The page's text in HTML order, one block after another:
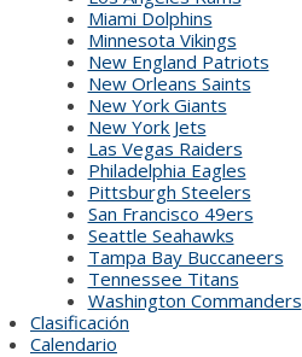
Miami Dolphins
Minnesota Vikings
New England Patriots
New Orleans Saints
New York Giants
New York Jets
Las Vegas Raiders
Philadelphia Eagles
Pittsburgh Steelers
San Francisco 49ers
Seattle Seahawks
Tampa Bay Buccaneers
Tennessee Titans
Washington Commanders
Clasificación
Calendario